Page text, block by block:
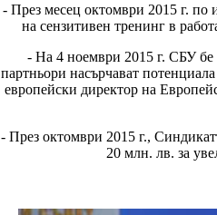
- През месец октомври 2015 г.
на сензитивен тренинг в
- На 4 ноември 2015 г. СБУ бе
партньори насърчават
европейски директор на
- През октомври 2015 г.,
20 млн. лв. за